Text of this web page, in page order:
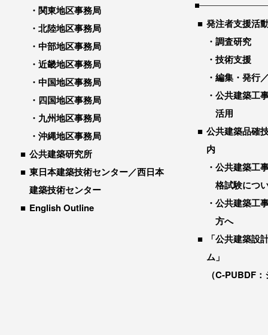
関東地区事務局
北陸地区事務局
中部地区事務局
近畿地区事務局
中国地区事務局
四国地区事務局
九州地区事務局
沖縄地区事務局
公共建築研究所
東日本建築技術センター／西日本
建築技術センター
English Outline
発注者支援活
調査研究
技術支援
編集・発行
公共建築工
活用
公共建築品確
内
公共建築工
格試験につ
公共建築工
方へ
「公共建築設
ム」
（C-PUBDF